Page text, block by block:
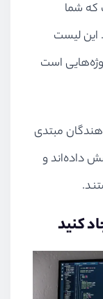
که شما
این لیست
است
مبتدی
داده‌اند و